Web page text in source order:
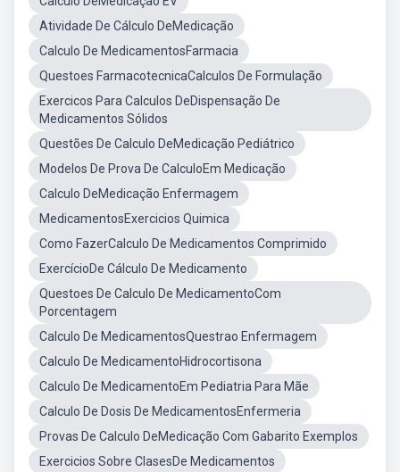
Atividade De Cálculo DeMedicação
Calculo De MedicamentosFarmacia
Questoes FarmacotecnicaCalculos De Formulação
Exercicos Para Calculos DeDispensação De
Medicamentos Sólidos
Questões De Calculo DeMedicação Pediátrico
Modelos De Prova De CalculoEm Medicação
Calculo DeMedicação Enfermagem
MedicamentosExercicios Quimica
Como FazerCalculo De Medicamentos Comprimido
ExercícioDe Cálculo De Medicamento
Questoes De Calculo De MedicamentoCom
Porcentagem
Calculo De MedicamentosQuestrao Enfermagem
Calculo De MedicamentoHidrocortisona
Calculo De MedicamentoEm Pediatria Para Mãe
Calculo De Dosis De MedicamentosEnfermeria
Provas De Calculo DeMedicação Com Gabarito Exemplos
Exercicios Sobre ClasesDe Medicamentos